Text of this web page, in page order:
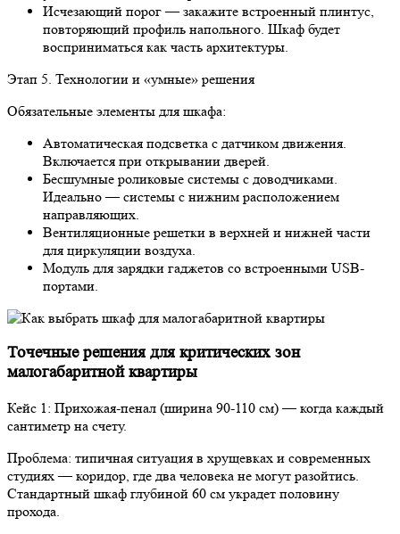
Исчезающий порог — закажите встроенный плинтус,
повторяющий профиль напольного. Шкаф будет
восприниматься как часть архитектуры.
Этап 5. Технологии и «умные» решения
Обязательные элементы для шкафа:
Автоматическая подсветка с датчиком движения.
Включается при открывании дверей.
Бесшумные роликовые системы с доводчиками.
Идеально — системы с нижним расположением
направляющих.
Вентиляционные решетки в верхней и нижней части
для циркуляции воздуха.
Модуль для зарядки гаджетов со встроенными USB-
портами.
Точечные решения для критических зон
малогабаритной квартиры
Кейс 1: Прихожая-пенал (ширина 90-110 см) — когда каждый
сантиметр на счету.
Проблема: типичная ситуация в хрущевках и современных
студиях — коридор, где два человека не могут разойтись.
Стандартный шкаф глубиной 60 см украдет половину
прохода.